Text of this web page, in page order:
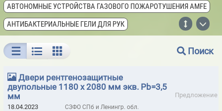
АВТОНОМНЫЕ УСТРОЙСТВА ГАЗОВОГО ПОЖАРОТУШЕНИЯ AMFE
АНТИБАКТЕРИАЛЬНЫЕ ГЕЛИ ДЛЯ РУК
АПТЕЧКИ МЕДИЦИНСКИЕ ПЕРВОЙ ПОМОЩИ
БАРИТОВЫЕ ПАНЕЛИ ДЛЯ РЕНТГЕНКАБИНЕТОВ
ВИБРОМЕТРЫ - ПРИБОРЫ МГНОВЕННОЙ ОЦЕНКИ СОСТОЯНИЯ
ПОДШИПНИКОВ
ГАЗОАНАЛИЗАТОРЫ ALTAIR
ГАЗОСИГНАЛИЗАТОРЫ
Поиск
Двери рентгенозащитные
двупольные 1180 х 2080 мм экв. Pb=3,5
мм
Предложение
18.04.2023
СЗФО СПб и Ленингр. обл.